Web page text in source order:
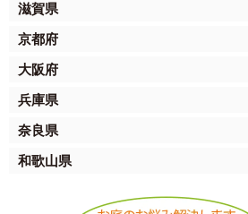
滋賀県
京都府
大阪府
兵庫県
奈良県
和歌山県